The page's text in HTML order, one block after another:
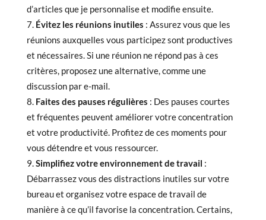
d’articles que je personnalise et modifie ensuite.
Évitez les réunions inutiles : Assurez vous que les
réunions auxquelles vous participez sont productives
et nécessaires. Si une réunion ne répond pas à ces
critères, proposez une alternative, comme une
discussion par e-mail.
Faites des pauses régulières : Des pauses courtes
et fréquentes peuvent améliorer votre concentration
et votre productivité. Profitez de ces moments pour
vous détendre et vous ressourcer.
Simplifiez votre environnement de travail :
Débarrassez vous des distractions inutiles sur votre
bureau et organisez votre espace de travail de
manière à ce qu’il favorise la concentration. Certains,